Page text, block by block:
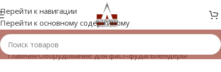
Перейти к навигации
Перейти к основному содержимому
Главная/Оборудование для фаст-фуда/Блендеры